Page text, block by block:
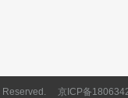
Reserved. 京ICP备